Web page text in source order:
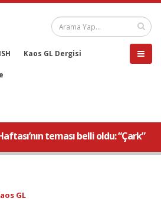
Kaos GL Dergisi
teması belli oldu: “Çark”
GL